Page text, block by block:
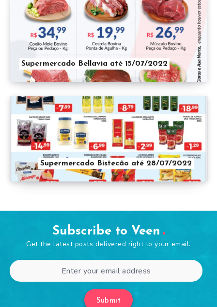
Supermercado Bellavia até 15/07/2022
Supermercado Bistecão até 28/07/2022
Subscribe to Veen
Get the latest posts delivered right to your email.
Submit